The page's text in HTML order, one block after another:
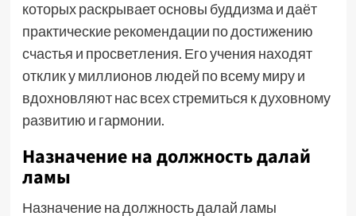
которых раскрывает основы буддизма и даёт
практические рекомендации по достижению
счастья и просветления. Его учения находят
отклик у миллионов людей по всему миру и
вдохновляют нас всех стремиться к духовному
развитию и гармонии.
Назначение на должность далай
ламы
Назначение на должность далай ламы